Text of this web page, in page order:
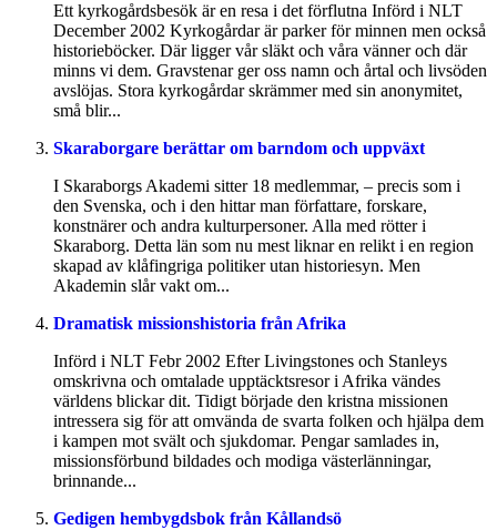
Ett kyrkogårdsbesök är en resa i det förflutna Införd i NLT
December 2002 Kyrkogårdar är parker för minnen men också
historieböcker. Där ligger vår släkt och våra vänner och där
minns vi dem. Gravstenar ger oss namn och årtal och livsöden
avslöjas. Stora kyrkogårdar skrämmer med sin anonymitet,
små blir...
Skaraborgare berättar om barndom och uppväxt
I Skaraborgs Akademi sitter 18 medlemmar, – precis som i
den Svenska, och i den hittar man författare, forskare,
konstnärer och andra kulturpersoner. Alla med rötter i
Skaraborg. Detta län som nu mest liknar en relikt i en region
skapad av klåfingriga politiker utan historiesyn. Men
Akademin slår vakt om...
Dramatisk missionshistoria från Afrika
Införd i NLT Febr 2002 Efter Livingstones och Stanleys
omskrivna och omtalade upptäcktsresor i Afrika vändes
världens blickar dit. Tidigt började den kristna missionen
intressera sig för att omvända de svarta folken och hjälpa dem
i kampen mot svält och sjukdomar. Pengar samlades in,
missionsförbund bildades och modiga västerlänningar,
brinnande...
Gedigen hembygdsbok från Kållandsö